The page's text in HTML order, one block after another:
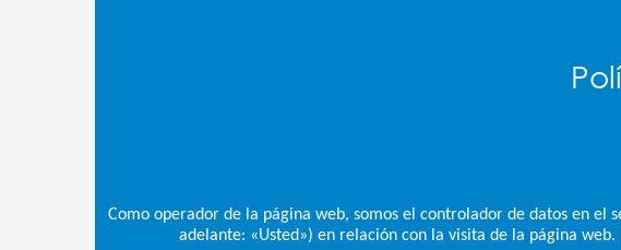
Como operador de la página web, somos el controlador de datos en el
adelante: «Usted») en relación con la visita de la página